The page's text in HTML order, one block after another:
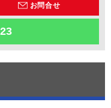
お問合せ